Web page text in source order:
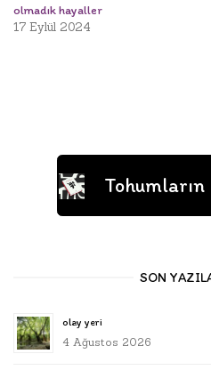
olmadık hayaller
17 Eylül 2024
SON
olay yeri
4 Ağustos 2026